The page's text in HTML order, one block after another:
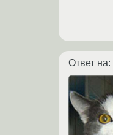
Ответ на: